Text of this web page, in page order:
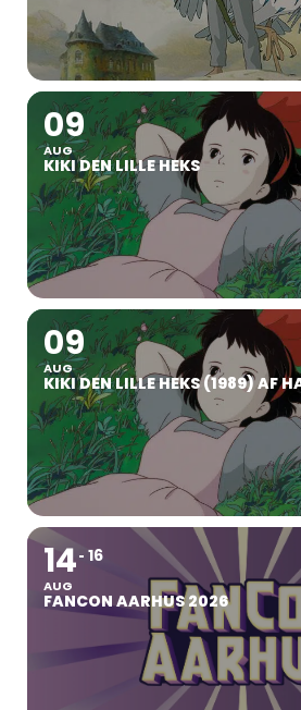
09
AUG
KIKI DEN LILLE HEKS
09
AUG
KIKI DEN LILLE HEKS (1989) AF
14
AUG
16
FANCON AARHUS 2026